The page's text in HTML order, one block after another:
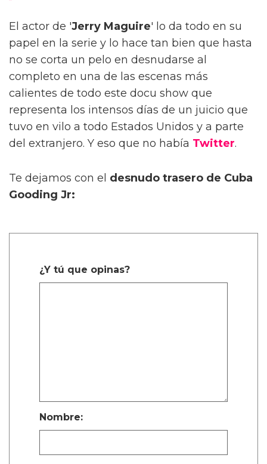
El actor de 'Jerry Maguire' lo da todo en su
papel en la serie y lo hace tan bien que hasta
no se corta un pelo en desnudarse al
completo en una de las escenas más
calientes de todo este docu show que
representa los intensos días de un juicio que
tuvo en vilo a todo Estados Unidos y a parte
del extranjero. Y eso que no había Twitter.
Te dejamos con el desnudo trasero de Cuba
Gooding Jr:
¿Y tú que opinas?
Nombre: